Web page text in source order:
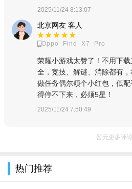
2025/11/24 8:13:07
北京网友 客人
Oppo_Find_X7_Pro
荣耀小游戏太赞了！不用下
全，竞技、解谜、消除都有
做任务偶尔领个小红包，低
得停不下来，必须5星！
2025/11/24 7:50:49
暂无更多评论
热门推荐